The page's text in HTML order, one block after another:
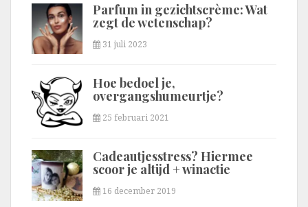
Parfum in gezichtscrème: Wat
zegt de wetenschap?
31 juli 2023
Hoe bedoel je,
overgangshumeurtje?
25 februari 2021
Cadeautjesstress? Hiermee
scoor je altijd + winactie
16 december 2019